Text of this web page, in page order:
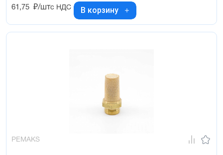
61,75 ₽/штс НДС В корзину
PEMAKS